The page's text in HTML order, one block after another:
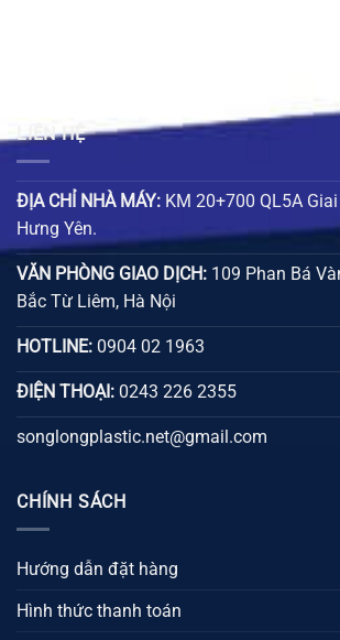
LIÊN HỆ
ĐỊA CHỈ NHÀ MÁY: KM 20+700 QL5A
Hưng Yên.
VĂN PHÒNG GIAO DỊCH: 109 Phan Bá
Bắc Từ Liêm, Hà Nội
HOTLINE: 0904 02 1963
ĐIỆN THOẠI: 0243 226 2355
songlongplastic.net@gmail.com
CHÍNH SÁCH
Hướng dẫn đặt hàng
Hình thức thanh toán